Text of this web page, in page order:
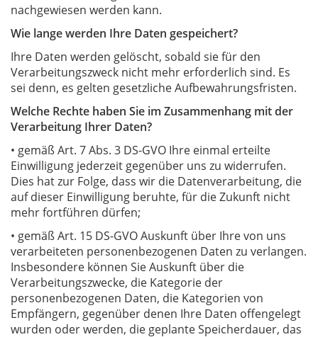
nachgewiesen werden kann.
Wie lange werden Ihre Daten gespeichert?
Ihre Daten werden gelöscht, sobald sie für den
Verarbeitungszweck nicht mehr erforderlich sind. Es
sei denn, es gelten gesetzliche Aufbewahrungsfristen.
Welche Rechte haben Sie im Zusammenhang mit der
Verarbeitung Ihrer Daten?
• gemäß Art. 7 Abs. 3 DS-GVO Ihre einmal erteilte
Einwilligung jederzeit gegenüber uns zu widerrufen.
Dies hat zur Folge, dass wir die Datenverarbeitung, die
auf dieser Einwilligung beruhte, für die Zukunft nicht
mehr fortführen dürfen;
• gemäß Art. 15 DS-GVO Auskunft über Ihre von uns
verarbeiteten personenbezogenen Daten zu verlangen.
Insbesondere können Sie Auskunft über die
Verarbeitungszwecke, die Kategorie der
personenbezogenen Daten, die Kategorien von
Empfängern, gegenüber denen Ihre Daten offengelegt
wurden oder werden, die geplante Speicherdauer, das